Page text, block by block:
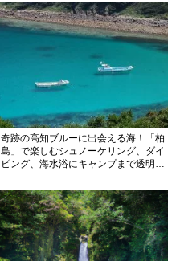
奇跡の高知ブルーに出会える海！「柏
島」で楽しむシュノーケリング、ダイ
ビング、海水浴にキャンプまで透明度